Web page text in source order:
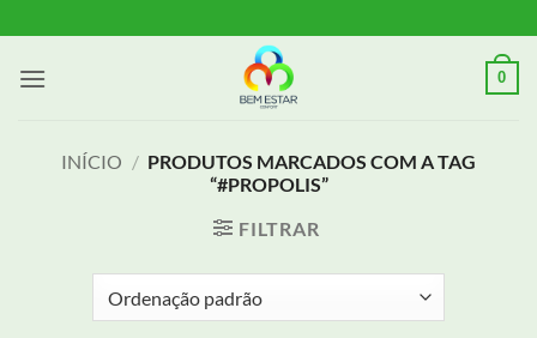
to
content
0
INÍCIO / PRODUTOS MARCADOS COM A TAG
“#PROPOLIS”
FILTRAR